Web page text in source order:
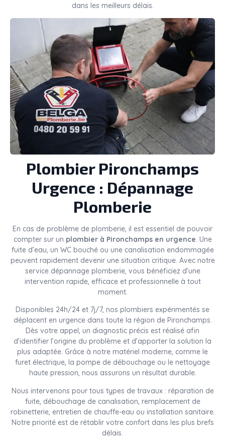
dans les meilleurs délais.
Plombier Pironchamps
Urgence : Dépannage
Plomberie
En cas de problème de plomberie, il est essentiel de pouvoir
compter sur un plombier à Pironchamps en urgence. Une
fuite d’eau, un WC bouché ou une canalisation endommagée
peuvent rapidement devenir une situation critique. Avec notre
service dépannage plomberie, vous bénéficiez d’une
intervention rapide, efficace et professionnelle à tout
moment.
Disponibles 24h/24 et 7j/7, nos plombiers expérimentés se
déplacent en urgence dans toute la région de Pironchamps.
Dès votre appel, un diagnostic précis est réalisé afin
d’identifier l’origine du problème et d’apporter la solution la
plus adaptée. Grâce à notre matériel moderne, comme le
furet électrique, la pompe de débouchage ou le nettoyage
haute pression, nous assurons un résultat durable.
Nous intervenons pour tous types de travaux : réparation de
fuite, débouchage de canalisation, remplacement de
robinetterie, entretien de chauffe-eau ou installation sanitaire.
Notre priorité est de rétablir votre confort dans les plus brefs
délais.